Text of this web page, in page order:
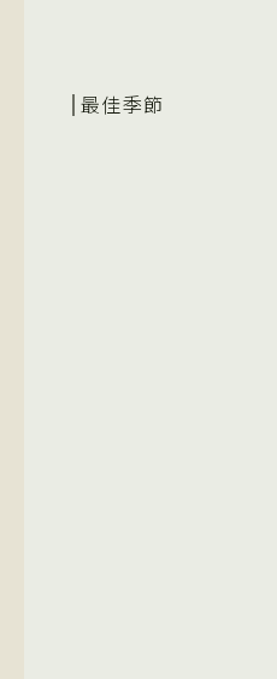
最佳季節